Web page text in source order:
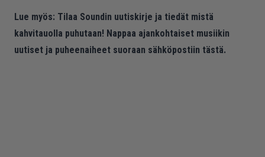
Lue myös: Tilaa Soundin uutiskirje ja tiedät mistä
kahvitauolla puhutaan! Nappaa ajankohtaiset musiikin
uutiset ja puheenaiheet suoraan sähköpostiin tästä.